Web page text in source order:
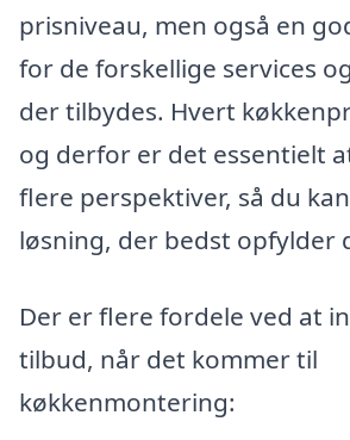
prisniveau, men også en
for de forskellige services
der tilbydes. Hvert
og derfor er det essentielt
flere perspektiver, så du
løsning, der bedst opfylder
Der er flere fordele ved at
tilbud, når det kommer til
køkkenmontering: